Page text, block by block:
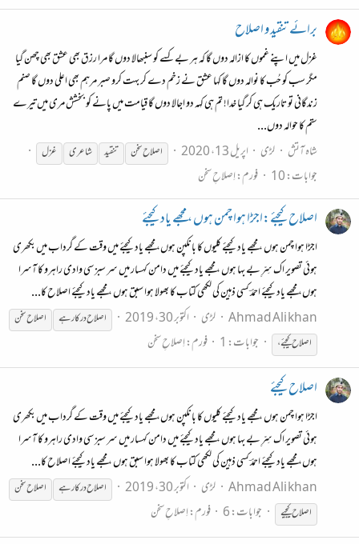
برائے تنقید و اصلاح
غزل میں اپنے غموں کا ازالہ دوں گا کہ ہر بے کسے کو سنبھالا دوں گا مرا رزق بھی عشق بھی چھن گیا
مگر سب کو حُب کا نوالہ دوں گا کہا عشق نے زخم دے کر بہت کرو صبر مرہم بھی اعلی دوں گا صنم
زندگانی تو تاریک ہی کر گیا خدا! تم ہی کہہ دو اجالا دوں گا قیامت میں پانے کو بخشش مری میں تیرے
ستم کا حوالہ دوں...
شاہ آتش
لڑی اپریل 13، 2020 اصلاحسخن تنقید شاعری غزل
جوابات: 10 فورم:اِصلاحِ سخن
اصلاح کیجئے:اجڑا ہوا چمن ہوں ، مجھے یاد کیجئے
اجڑا ہوا چمن ہوں ، مجھے یاد کیجئے کلیوں کا بانکپن ہوں، مجھے یاد کیجئے میں وقت کے گرداب میں بکھری
ہوئی تصویر اک سِرِّ بے بہا ہوں ، مجھے یاد کیجئے میں دامن کہسار میں سر سبز سی وادی راہرو کا آسرا
ہوں، مجھے یاد کیجئے احمدؔ کسی ذہین کی لکھی کتاب کا بھولا ہوا سبق ہوں ، مجھے یاد کیجئے اصلاح کا...
Ahmad Ali khan لڑی اکتوبر 30، 2019 اصلاحدرکار ہے اصلاحسخن
اصلاحکیجئے، جوابات: 1 فورم:اِصلاحِ سخن
اصلاح کیجئے
اجڑا ہوا چمن ہوں ، مجھے یاد کیجئے کلیوں کا بانکپن ہوں، مجھے یاد کیجئے میں وقت کے گرداب میں بکھری
ہوئی تصویر اک سِرِّ بے بہا ہوں ، مجھے یاد کیجئے میں دامن کہسار میں سر سبز سی وادی راہرو کا آسرا
ہوں، مجھے یاد کیجئے احمدؔ کسی ذہین کی لکھی کتاب کا بھولا ہوا سبق ہوں ، مجھے یاد کیجئے اصلاح کا...
Ahmad Ali khan لڑی اکتوبر 30، 2019 اصلاحدرکار ہے اصلاحسخن
اصلاحکیجیے جوابات: 6 فورم:اِصلاحِ سخن